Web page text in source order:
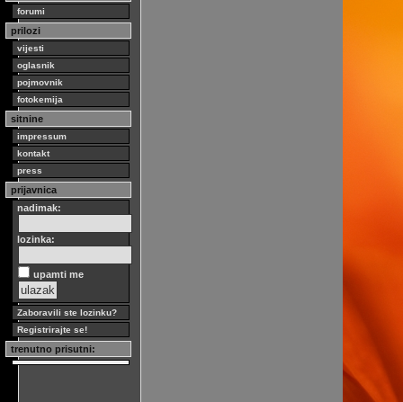
forumi
prilozi
vijesti
oglasnik
pojmovnik
fotokemija
sitnine
impressum
kontakt
press
prijavnica
nadimak:
lozinka:
upamti me
Zaboravili ste lozinku?
Registrirajte se!
trenutno prisutni: